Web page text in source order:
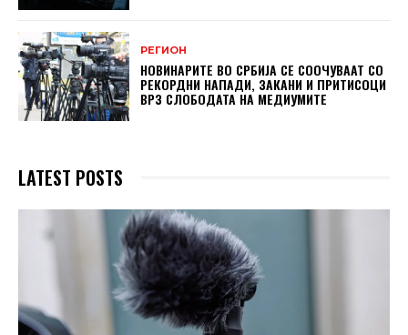
РЕГИОН
НОВИНАРИТЕ ВО СРБИЈА СЕ СООЧУВААТ СО
РЕКОРДНИ НАПАДИ, ЗАКАНИ И ПРИТИСОЦИ
ВРЗ СЛОБОДАТА НА МЕДИУМИТЕ
LATEST POSTS